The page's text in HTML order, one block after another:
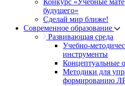
Конкурс «Учебные
будущего»
Сделай мир ближе!
Современное образование
Развивающая среда
Учебно-
инструменты
Концептуальные
Методики для
формированию